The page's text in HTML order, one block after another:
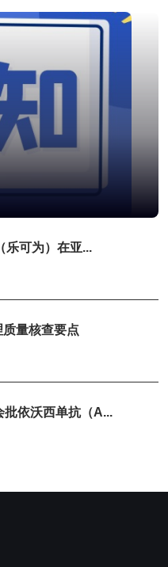
可为）在亚...
量核查要点
依沃西单抗（A...